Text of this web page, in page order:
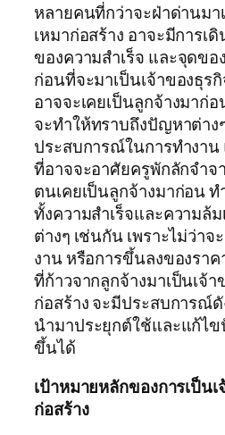
หลายคนที่กว่าจะฝ่าด่านมา
เหมาก่อสร้าง อาจะมีการเ
ของความสำเร็จ และจุดขอ
ก่อนที่จะมาเป็นเจ้าของธุร
อาจจะเคยเป็นลูกจ้างมาก่
จะทำให้ทราบถึงปัญหาต่าง
ประสบการณ์ในการทำงาน
ที่อาจจะอาศัยครูพักลักจำจ
ตนเคยเป็นลูกจ้างมาก่อน
ทั้งความสำเร็จและความล้
ต่างๆ เช่นกัน เพราะไม่ว่า
งาน หรือการขึ้นลงของรา
ที่ก้าวจากลูกจ้างมาเป็นเจ้
ก่อสร้าง จะมีประสบการณ์
นำมาประยุกต์ใช้และแก้ไ
ขึ้นได้
เป้าหมายหลักของการเป็น
ก่อสร้าง